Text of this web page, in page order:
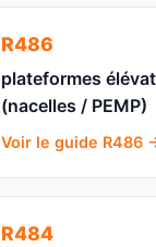
R486
plateformes
(nacelles / PEMP)
Voir le guide R486
R484